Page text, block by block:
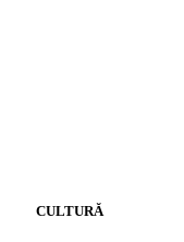
CULTURĂ